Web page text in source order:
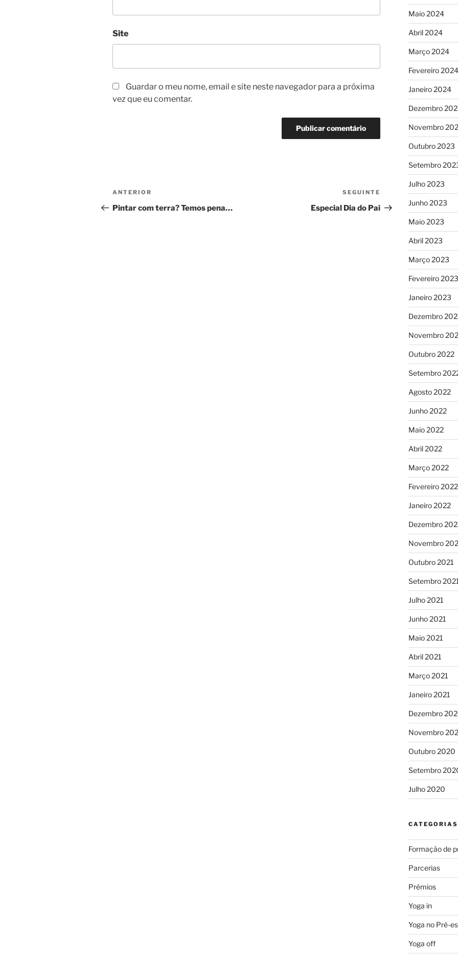
Site
Guardar o meu nome, email e site neste navegador para a próxima
vez que eu comentar.
Navegação
de
Conteúdo
anterior
ANTERIOR
Pintar com terra? Temos pena…
Conteúdo
seguinte
SEGUINTE
Especial Dia do Pai
Maio 2024
Abril 2024
Março 2024
Fevereiro 2024
Janeiro 2024
Dezembro
Novembro
Outubro 2023
Setembro
Julho 2023
Junho 2023
Maio 2023
Abril 2023
Março 2023
Fevereiro 2023
Janeiro 2023
Dezembro
Novembro
Outubro 2022
Setembro
Agosto 2022
Junho 2022
Maio 2022
Abril 2022
Março 2022
Fevereiro 2022
Janeiro 2022
Dezembro
Novembro
Outubro 2021
Setembro 2021
Julho 2021
Junho 2021
Maio 2021
Abril 2021
Março 2021
Janeiro 2021
Dezembro
Novembro
Outubro 2020
Setembro
Julho 2020
CATEGORIAS
Formação de
Parcerias
Prémios
Yoga in
Yoga no Pré-
Yoga off